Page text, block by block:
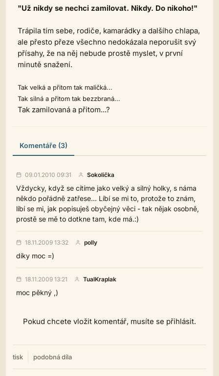
"Už nikdy se nechci zamilovat. Nikdy. Do nikoho!"
Trápila tím sebe, rodiče, kamarádky a dalšího chlapa,
ale přesto přeze všechno nedokázala neporušit svý
přísahy, že na něj nebude prostě myslet, v první
minutě snažení.
Tak velká a přitom tak maličká...
Tak silná a přitom tak bezzbraná...
Tak zamilovaná a přitom...?
Komentáře (3)
09.01.2010 09:31 Sokolička
Vždycky, když se cítíme jako velký a silný holky, s náma
někdo pořádně zatřese... Líbí se mi to, protože to znám,
líbí se mi, jak popisuješ obyčejný věci - tak nějak osobně,
prostě se mě to dotkne tam, kde má.:)
18.11.2009 13:32 polly
díky moc =)
18.11.2009 13:21 TualKraplak
moc pěkný ,)
Pokud chcete vložit komentář, musíte se přihlásit.
tisk podobná díla